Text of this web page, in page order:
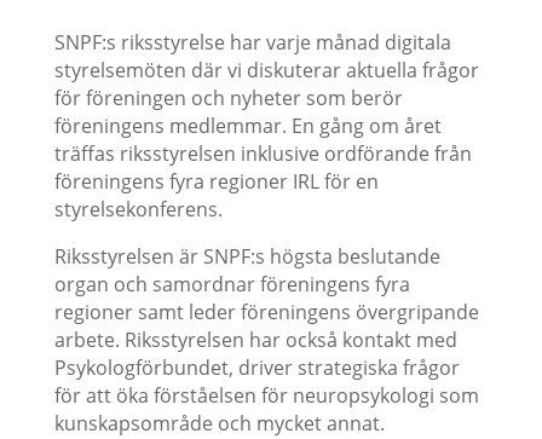
SNPF:s riksstyrelse har varje månad digitala
styrelsemöten där vi diskuterar aktuella frågor
för föreningen och nyheter som berör
föreningens medlemmar. En gång om året
träffas riksstyrelsen inklusive ordförande från
föreningens fyra regioner IRL för en
styrelsekonferens.
Riksstyrelsen är SNPF:s högsta beslutande
organ och samordnar föreningens fyra
regioner samt leder föreningens övergripande
arbete. Riksstyrelsen har också kontakt med
Psykologförbundet, driver strategiska frågor
för att öka förståelsen för neuropsykologi som
kunskapsområde och mycket annat.